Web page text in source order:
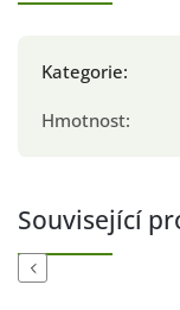
Kategorie:
Hmotnost:
Související
Previous